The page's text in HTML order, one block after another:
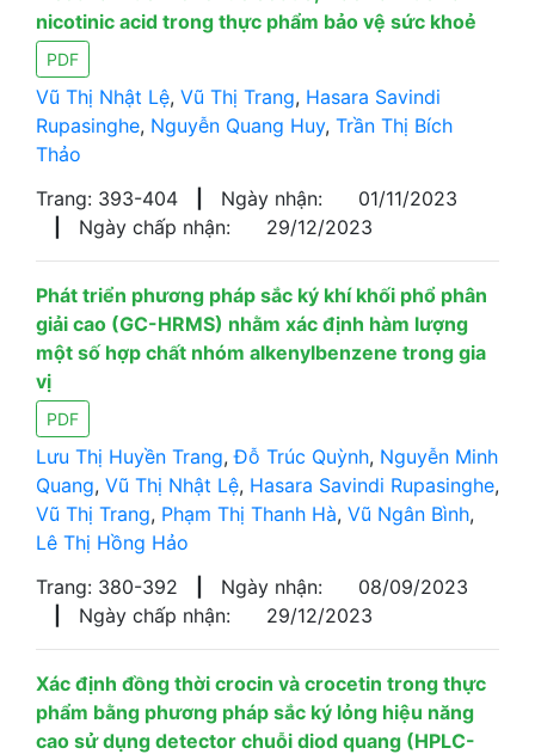
nicotinic acid trong thực phẩm bảo vệ sức khoẻ
PDF
Vũ Thị Nhật Lệ, Vũ Thị Trang, Hasara Savindi
Rupasinghe, Nguyễn Quang Huy, Trần Thị Bích
Thảo
Trang: 393-404
Ngày nhận:
01/11/2023
Ngày chấp nhận: 29/12/2023
Phát triển phương pháp sắc ký khí khối phổ phân
giải cao (GC-HRMS) nhằm xác định hàm lượng
một số hợp chất nhóm alkenylbenzene trong gia
vị
PDF
Lưu Thị Huyền Trang,Đỗ Trúc Quỳnh, Nguyễn Minh
Quang, Vũ Thị Nhật Lệ, Hasara Savindi Rupasinghe,
Vũ Thị Trang, Phạm Thị Thanh Hà, Vũ Ngân Bình,
Lê Thị Hồng Hảo
Trang: 380-392
Ngày nhận:
08/09/2023
Ngày chấp nhận: 29/12/2023
Xác định đồng thời crocin và crocetin trong thực
phẩm bằng phương pháp sắc ký lỏng hiệu năng
cao sử dụng detector chuỗi diod quang (HPLC-